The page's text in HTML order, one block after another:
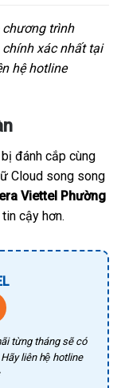
chương trình
xác nhất tại
hệ hotline
đánh cắp cùng
Cloud song song
Viettel Phường
cậy hơn.
từng tháng sẽ có
liên hệ hotline